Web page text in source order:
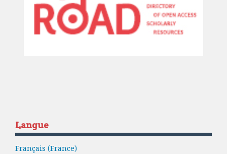
Langue
Français (France)